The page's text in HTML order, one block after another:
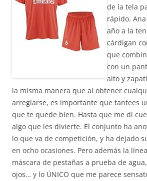
de la tela
rápido.
año a la
cárdigan
que
con un
alto y
la misma manera que al obtener
arreglarse, es importante que tantees
que te quede bien. Hasta que me di
algo que les divierte. El conjunto ha
lo que va de competición, y ha dejado
en ocho ocasiones. Pero además la
máscara de pestañas a prueba de
ojos… y lo ÚNICO que me parece